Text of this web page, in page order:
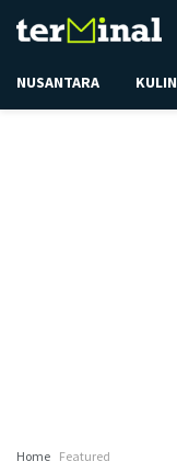
NUSANTARA
Home Featured